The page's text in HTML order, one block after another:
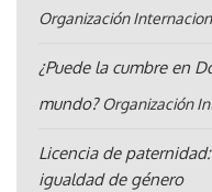
Organización
¿Puede la cumbre en
mundo? Organización
Licencia de
igualdad de género